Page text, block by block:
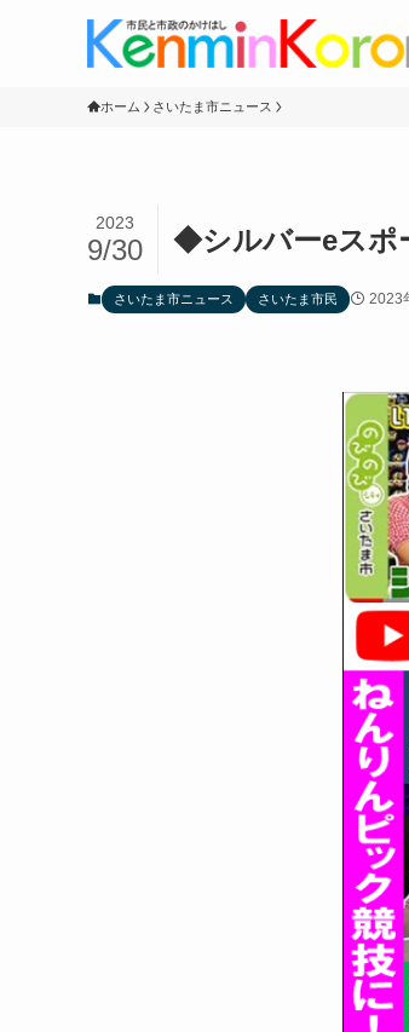
ホーム さいたま市ニュース
◆シルバーeスポ
2023
9/30
さいたま市ニュース さいたま市民 2023